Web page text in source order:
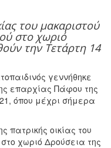
του μακαριστού
στο χωριό
την Τετάρτη 14
γεννήθηκε
επαρχίας Πάφου της
όπου μέχρι σήμερα
πατρικής οικίας του
χωριό Δρούσεια της